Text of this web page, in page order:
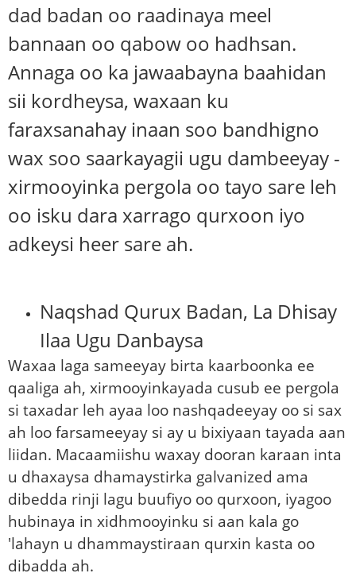
dad badan oo raadinaya meel
bannaan oo qabow oo hadhsan.
Annaga oo ka jawaabayna baahidan
sii kordheysa, waxaan ku
faraxsanahay inaan soo bandhigno
wax soo saarkayagii ugu dambeeyay -
xirmooyinka pergola oo tayo sare leh
oo isku dara xarrago qurxoon iyo
adkeysi heer sare ah.
Naqshad Qurux Badan, La Dhisay
Ilaa Ugu Danbaysa
Waxaa laga sameeyay birta kaarboonka ee
qaaliga ah, xirmooyinkayada cusub ee pergola
si taxadar leh ayaa loo nashqadeeyay oo si sax
ah loo farsameeyay si ay u bixiyaan tayada aan
liidan. Macaamiishu waxay dooran karaan inta
u dhaxaysa dhamaystirka galvanized ama
dibedda rinji lagu buufiyo oo qurxoon, iyagoo
hubinaya in xidhmooyinku si aan kala go
'lahayn u dhammaystiraan qurxin kasta oo
dibadda ah.